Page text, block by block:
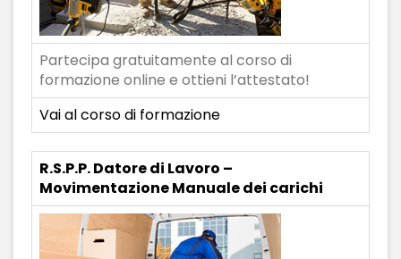
Partecipa gratuitamente al corso di
formazione online e ottieni l’attestato!
Vai al corso di formazione
R.S.P.P. Datore di Lavoro –
Movimentazione Manuale dei carichi